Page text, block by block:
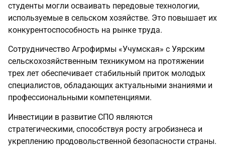
студенты могли осваивать передовые технологии,
используемые в сельском хозяйстве. Это повышает их
конкурентоспособность на рынке труда.
Сотрудничество Агрофирмы «Учумская» с Уярским
сельскохозяйственным техникумом на протяжении
трех лет обеспечивает стабильный приток молодых
специалистов, обладающих актуальными знаниями и
профессиональными компетенциями.
Инвестиции в развитие СПО являются
стратегическими, способствуя росту агробизнеса и
укреплению продовольственной безопасности страны.